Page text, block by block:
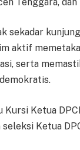
sekadar
aktif
serta
Kursi Ketua
seleksi Ketua